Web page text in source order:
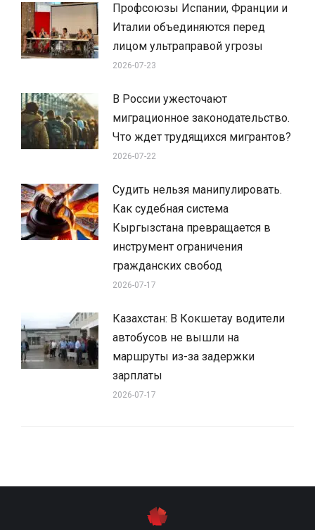
Профсоюзы Испании, Франции и
Италии объединяются перед
лицом ультраправой угрозы
2026-07-23
В России ужесточают
миграционное законодательство.
Что ждет трудящихся мигрантов?
2026-07-22
Судить нельзя манипулировать.
Как судебная система
Кыргызстана превращается в
инструмент ограничения
гражданских свобод
2026-07-17
Казахстан: В Кокшетау водители
автобусов не вышли на
маршруты из-за задержки
зарплаты
2026-07-17